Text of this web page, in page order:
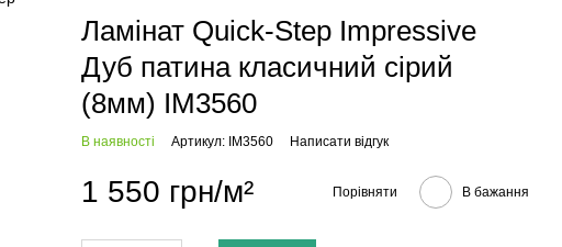
Ламінат Quick-Step Impressive
Дуб патина класичний сірий
(8мм) IM3560
В наявності Артикул: IM3560 Написати відгук
1 550 грн/м² Порівняти В бажання